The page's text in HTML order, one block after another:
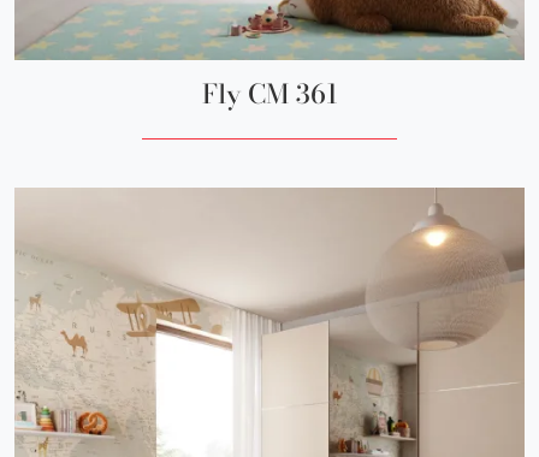
Fly CM 361